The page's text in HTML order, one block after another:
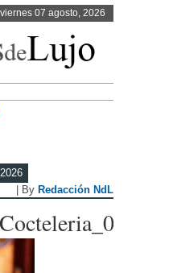
viernes 07 agosto, 2026
de los destino
| By Redacción NdL